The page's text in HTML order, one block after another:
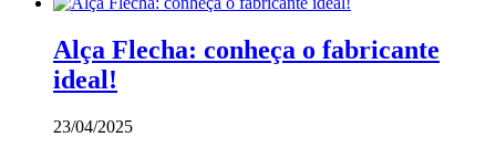
Alça Flecha: conheça o fabricante
ideal!
23/04/2025